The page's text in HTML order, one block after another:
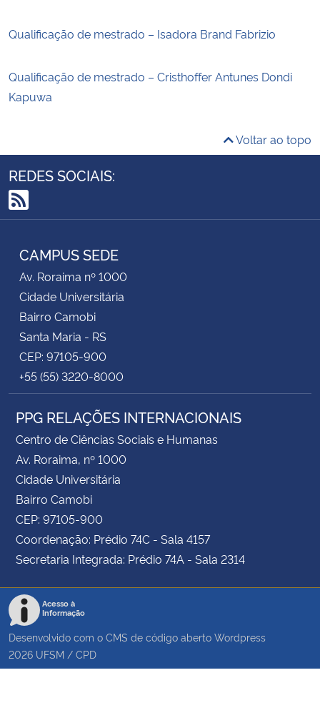
Qualificação de mestrado – Isadora Brand Fabrizio
Qualificação de mestrado – Cristhoffer Antunes Dondi
Kapuwa
Voltar ao topo
REDES SOCIAIS:
RSS
CAMPUS SEDE
Av. Roraima nº 1000
Cidade Universitária
Bairro Camobi
Santa Maria - RS
CEP: 97105-900
+55 (55) 3220-8000
PPG RELAÇÕES INTERNACIONAIS
Centro de Ciências Sociais e Humanas
Av. Roraima, nº 1000
Cidade Universitária
Bairro Camobi
CEP: 97105-900
Coordenação: Prédio 74C - Sala 4157
Secretaria Integrada: Prédio 74A - Sala 2314
Acesso à
Informação
Desenvolvido com o CMS de código aberto Wordpress
2026 UFSM / CPD